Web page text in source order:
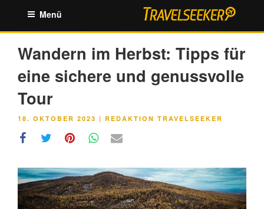
springen
Menü
Wandern im Herbst: Tipps für
eine sichere und genussvolle
Tour
VERÖFFENTLICHT
18. OKTOBER 2023 | REDAKTION TRAVELSEEKER